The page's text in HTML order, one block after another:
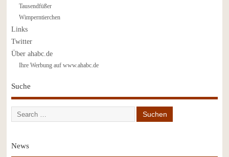
Tausendfüßer
Wimperntierchen
Links
Twitter
Über ahabc.de
Ihre Werbung auf www.ahabc.de
Suche
News